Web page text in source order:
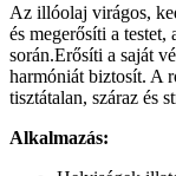
Az illóolaj virágos,
és megerősíti a testet,
során.Erősíti a saját
harmóniát biztosít. A
tisztátalan, száraz és
Alkalmazás: